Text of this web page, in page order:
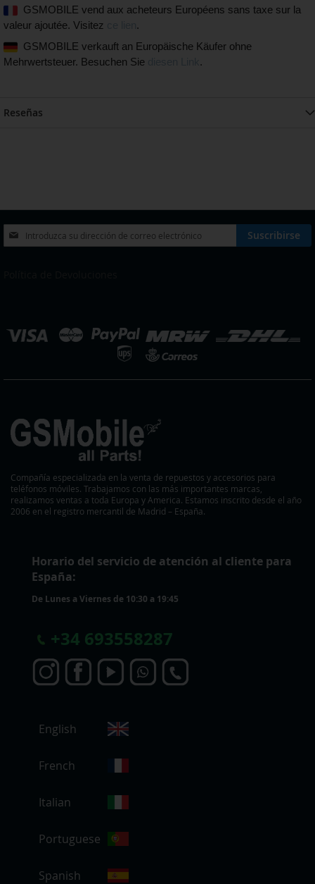
GSMOBILE vend aux acheteurs Européens sans taxe sur la
valeur ajoutée. Visitez
.
GSMOBILE verkauft an Europäische Käufer ohne
Mehrwertsteuer. Besuchen Sie
.
Reseñas
Inscríbase
a
Suscribirse
Compañía especializada en la venta de repuestos y accesorios para
teléfonos móviles. Trabajamos con las más importantes marcas,
realizamos ventas a toda Europa y America. Estamos inscrito desde el año
2006 en el registro mercantil de Madrid – España.
Horario del servicio de atención al cliente para
España:
De Lunes a Viernes de 10:30 a 19:45
+34 693558287
English
French
Italian
Portuguese
Spanish